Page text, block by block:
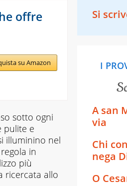
offre
su Amazon
sotto ogni
pulite e
illuminino nel
in
più
ricercata allo
Si
I
A san
via
Chi
nega
O